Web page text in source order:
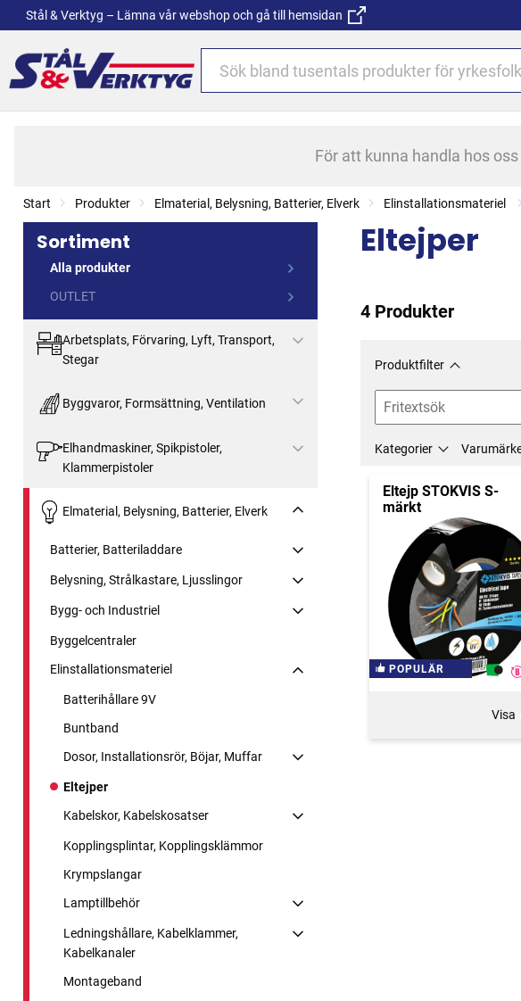
Stål & Verktyg – Lämna vår webshop och gå till hemsidan
För att kunna handla hos
Start Produkter Elmaterial, Belysning, Batterier, Elverk Elinstallationsmateriel
Sortiment
Alla produkter
OUTLET
Arbetsplats, Förvaring, Lyft, Transport,
Stegar
Byggvaror, Formsättning, Ventilation
Elhandmaskiner, Spikpistoler,
Klammerpistoler
Elmaterial, Belysning, Batterier, Elverk
Batterier, Batteriladdare
Belysning, Strålkastare, Ljusslingor
Bygg- och Industriel
Byggelcentraler
Elinstallationsmateriel
Batterihållare 9V
Buntband
Dosor, Installationsrör, Böjar, Muffar
Eltejper
Kabelskor, Kabelskosatser
Kopplingsplintar, Kopplingsklämmor
Krympslangar
Lamptillbehör
Ledningshållare, Kabelklammer,
Kabelkanaler
Montageband
Eltejper
4 Produkter
Produktfilter
Kategorier
Eltejp STOKVIS S-
märkt
POPULÄR
Visa